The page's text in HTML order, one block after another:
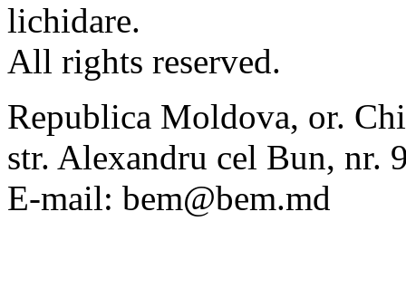
lichidare.
All rights reserved.
Republica Moldova, or.
str. Alexandru cel Bun, nr.
E-mail: bem@bem.md